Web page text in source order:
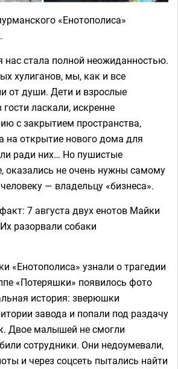
«Енотополиса»
нас стала полной неожиданностью.
хулиганов, мы, как и все
от души. Дети и взрослые
ласкали, искренне
с закрытием пространства,
на открытие нового дома для
ради них… Но пушистые
оказались не очень нужны самому
— владельцу «бизнеса».
7 августа двух енотов Майки
разорвали собаки
«Енотополиса» узнали о трагедии
«Потеряшки» появилось фото
история: зверюшки
завода и попали под раздачу
Двое малышей не смогли
сотрудники. Они недоумевали,
и через соцсеть пытались найти